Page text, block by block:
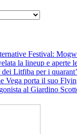
Festival:
la lineup e aperte
Litfiba per i
Vega porta il suo
al Giardino